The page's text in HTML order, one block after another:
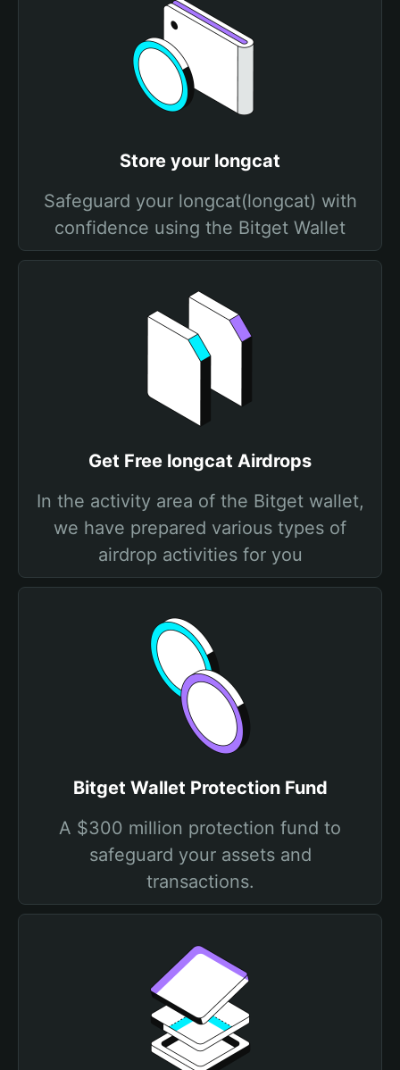
Store your longcat
Safeguard your longcat(longcat) with
confidence using the Bitget Wallet
Get Free longcat Airdrops
In the activity area of the Bitget wallet,
we have prepared various types of
airdrop activities for you
Bitget Wallet Protection Fund
A $300 million protection fund to
safeguard your assets and
transactions.